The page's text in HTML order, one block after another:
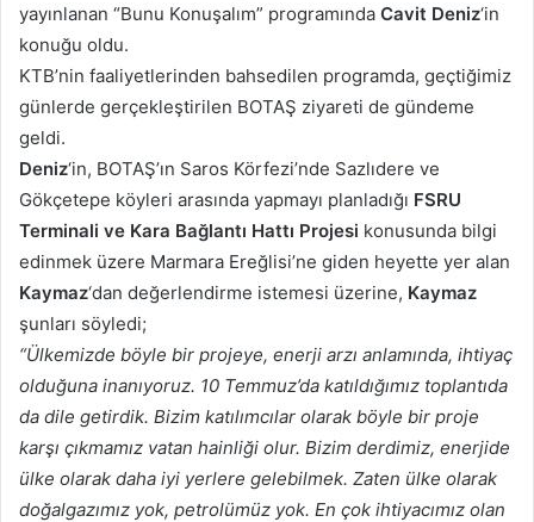
yayınlanan “Bunu Konuşalım” programında Cavit Deniz‘in
konuğu oldu.
KTB’nin faaliyetlerinden bahsedilen programda, geçtiğimiz
günlerde gerçekleştirilen BOTAŞ ziyareti de gündeme
geldi.
Deniz‘in, BOTAŞ’ın Saros Körfezi’nde Sazlıdere ve
Gökçetepe köyleri arasında yapmayı planladığı FSRU
Terminali ve Kara Bağlantı Hattı Projesi konusunda bilgi
edinmek üzere Marmara Ereğlisi’ne giden heyette yer alan
Kaymaz‘dan değerlendirme istemesi üzerine, Kaymaz
şunları söyledi;
“Ülkemizde böyle bir projeye, enerji arzı anlamında, ihtiyaç
olduğuna inanıyoruz. 10 Temmuz’da katıldığımız toplantıda
da dile getirdik. Bizim katılımcılar olarak böyle bir proje
karşı çıkmamız vatan hainliği olur. Bizim derdimiz, enerjide
ülke olarak daha iyi yerlere gelebilmek. Zaten ülke olarak
doğalgazımız yok, petrolümüz yok. En çok ihtiyacımız olan